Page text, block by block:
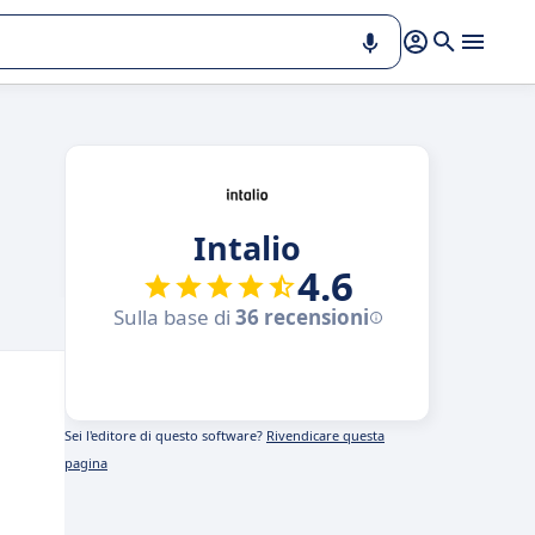
Intalio
4.6
Sulla base di 36 recensioni
Sei l'editore di questo software? Rivendicare questa
pagina